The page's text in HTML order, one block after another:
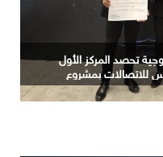
حجم سوق الذكاء الاصطناعي العالمي سيرتفع من 189 مليار